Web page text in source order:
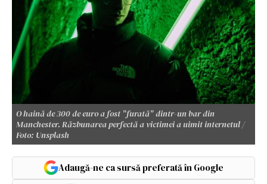
O haină de 300 de euro a fost "furată" dintr-un bar din
Manchester. Răzbunarea perfectă a victimei a uimit internetul /
Foto: Unsplash
Adaugă-ne ca sursă preferată în Google